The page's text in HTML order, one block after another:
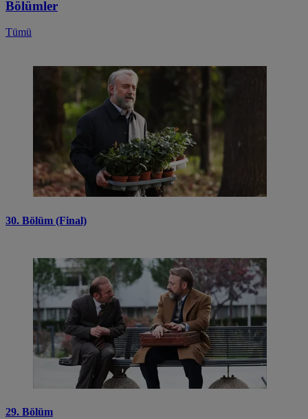
Bölümler
Tümü
30. Bölüm (Final)
29. Bölüm